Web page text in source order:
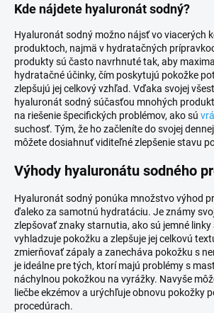
Kde nájdete hyaluronát sodný?
Hyaluronát sodný možno nájsť vo viacerých
produktoch, najmä v hydratačných
produkty sú často navrhnuté tak, aby
hydratačné účinky, čím poskytujú pokožke
zlepšujú jej celkový vzhľad. Vďaka svojej
hyaluronát sodný súčasťou mnohých
na riešenie špecifických problémov, ako sú
suchosť. Tým, že ho začleníte do svojej
môžete dosiahnuť viditeľné zlepšenie stavu
Výhody hyaluronátu sodného
Hyaluronát sodný ponúka množstvo výhod
ďaleko za samotnú hydratáciu. Je známy
zlepšovať znaky starnutia, ako sú jemné linky
vyhladzuje pokožku a zlepšuje jej celkovú
zmierňovať zápaly a zanecháva pokožku s
je ideálne pre tých, ktorí majú problémy s
náchylnou pokožkou na vyrážky. Navyše
liečbe ekzémov a urýchľuje obnovu pokožky
procedúrach.